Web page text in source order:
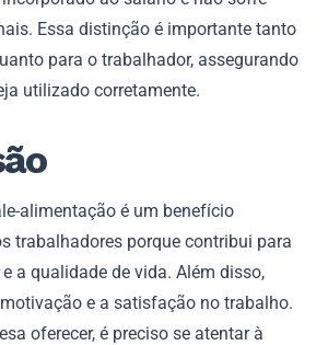
Essa distinção é importante tanto
para o trabalhador, assegurando
utilizado corretamente.
alimentação é um benefício
trabalhadores porque contribui para
a qualidade de vida. Além disso,
e a satisfação no trabalho.
oferecer, é preciso se atentar à